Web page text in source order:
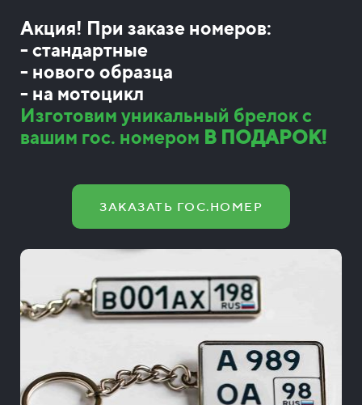
Акция! При заказе номеров:
- стандартные
- нового образца
- на мотоцикл
Изготовим уникальный брелок с
вашим гос. номером В ПОДАРОК!
ЗАКАЗАТЬ ГОС.НОМЕР